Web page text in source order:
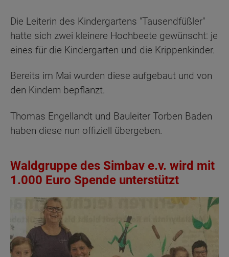
Die Leiterin des Kindergartens "Tausendfüßler"
hatte sich zwei kleinere Hochbeete gewünscht: je
eines für die Kindergarten und die Krippenkinder.
Bereits im Mai wurden diese aufgebaut und von
den Kindern bepflanzt.
Thomas Engellandt und Bauleiter Torben Baden
haben diese nun offiziell übergeben.
Waldgruppe des Simbav e.v. wird mit
1.000 Euro Spende unterstützt